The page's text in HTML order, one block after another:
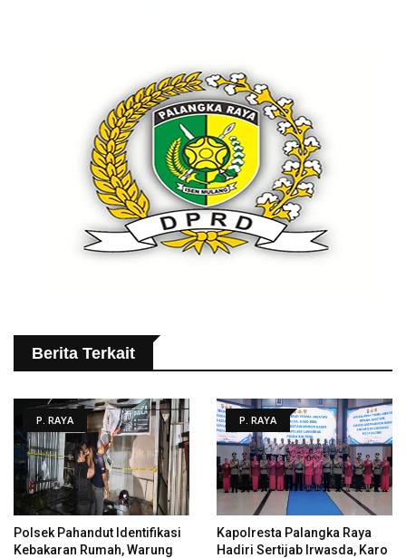
Berita Terkait
P. RAYA
Polsek Pahandut Identifikasi
Kebakaran Rumah, Warung
P. RAYA
Kapolresta Palangka Raya
Hadiri Sertijab Irwasda, Karo